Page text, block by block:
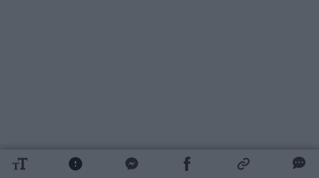
Lietuvos diena Nelaimės